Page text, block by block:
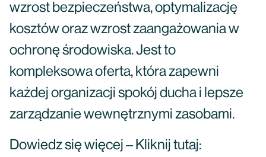
wzrost bezpieczeństwa, optymalizację
kosztów oraz wzrost zaangażowania w
ochronę środowiska. Jest to
kompleksowa oferta, która zapewni
każdej organizacji spokój ducha i lepsze
zarządzanie wewnętrznymi zasobami.
Dowiedz się więcej – Kliknij tutaj: